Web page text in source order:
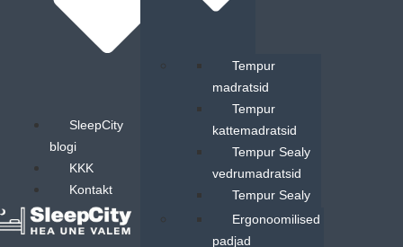
MadratsidTempur
madratsid
Tempur
kattemadratsid
Tempur Sealy
vedrumadratsid
Tempur Sealy
kattemadratsid
PadjadErgonoomilised
padjad
SleepCity
blogi
KKK
Kontakt